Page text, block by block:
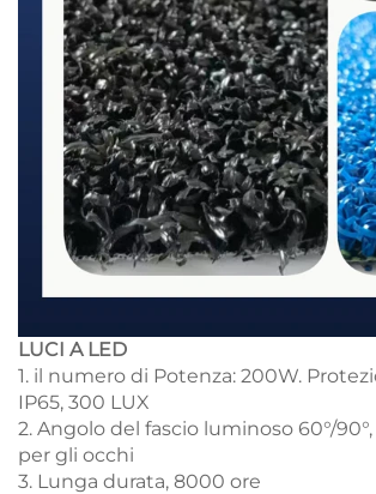
LUCI A LED
1. il numero di Potenza: 200W.
IP65, 300 LUX
2. Angolo del fascio luminoso 60°/
per gli occhi
3. Lunga durata, 8000 ore